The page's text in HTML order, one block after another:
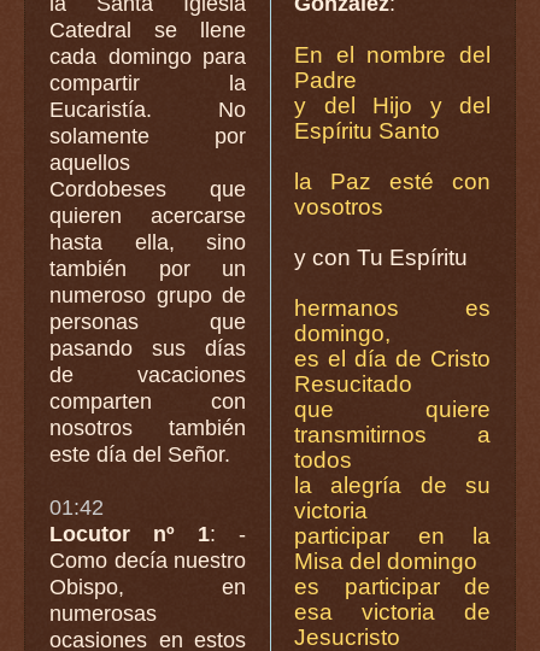
Catedral se llene
cada domingo para
compartir la
Eucaristía. No
solamente por
aquellos
Cordobeses que
quieren acercarse
hasta ella, sino
también por un
numeroso grupo de
personas que
pasando sus días
de vacaciones
comparten con
nosotros también
este día del Señor.
01:42
Locutor nº 1: -
Como decía nuestro
Obispo, en
numerosas
ocasiones en estos
En el nombre del
Padre
y del Hijo y del
Espíritu Santo
la Paz esté con
vosotros
y con Tu Espíritu
hermanos es
domingo,
es el día de Cristo
Resucitado
que quiere
transmitirnos a
todos
la alegría de su
victoria
participar en la
Misa del domingo
es participar de
esa victoria de
Jesucristo